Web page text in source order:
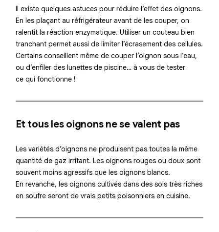
Il existe quelques astuces pour réduire l’effet des oignons.
En les plaçant au réfrigérateur avant de les couper, on
ralentit la réaction enzymatique. Utiliser un couteau bien
tranchant permet aussi de limiter l’écrasement des cellules.
Certains conseillent même de couper l’oignon sous l’eau,
ou d’enfiler des lunettes de piscine… à vous de tester
ce qui fonctionne !
Et tous les oignons ne se valent pas
Les variétés d’oignons ne produisent pas toutes la même
quantité de gaz irritant. Les oignons rouges ou doux sont
souvent moins agressifs que les oignons blancs.
En revanche, les oignons cultivés dans des sols très riches
en soufre seront de vrais petits poisonniers en cuisine.